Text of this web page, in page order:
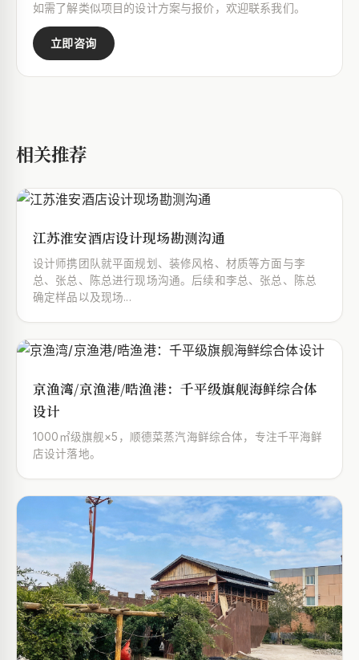
如需了解类似项目的设计方案与报价，欢迎联系我们。
立即咨询
相关推荐
江苏淮安酒店设计现场勘测沟通
设计师携团队就平面规划、装修风格、材质等方面与李
总、张总、陈总进行现场沟通。后续和李总、张总、陈总
确定样品以及现场...
京渔湾/京渔港/晧渔港：千平级旗舰海鲜综合体
设计
1000㎡级旗舰×5，顺德菜蒸汽海鲜综合体，专注千平海鲜
店设计落地。